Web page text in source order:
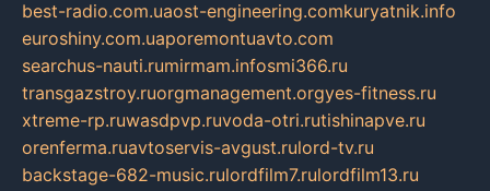
best-radio.com.uaost-engineering.comkuryatnik.info
euroshiny.com.uaporemontuavto.com
searchus-nauti.rumirmam.infosmi366.ru
transgazstroy.ruorgmanagement.orgyes-fitness.ru
xtreme-rp.ruwasdpvp.ruvoda-otri.rutishinapve.ru
orenferma.ruavtoservis-avgust.rulord-tv.ru
backstage-682-music.rulordfilm7.rulordfilm13.ru